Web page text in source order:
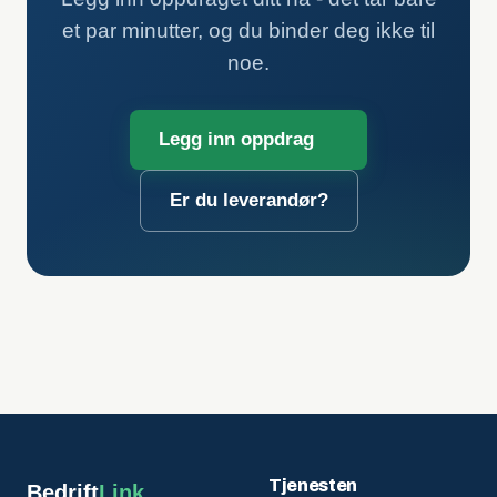
et par minutter, og du binder deg ikke til
noe.
Legg inn oppdrag
Er du leverandør?
Tjenesten